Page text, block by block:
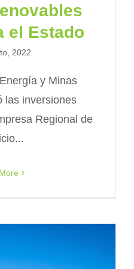
el Estado
2022
y Minas
las inversiones
Regional de